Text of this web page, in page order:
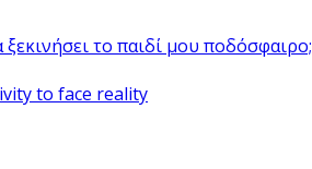
ξεκινήσει το παιδί μου ποδόσφαιρο;
to face reality